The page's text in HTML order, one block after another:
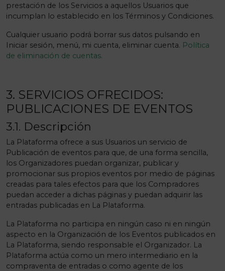
prestación de los Servicios a aquellos Usuarios que
incumplan lo establecido en los Términos y Condiciones.
Cualquier usuario podrá borrar sus datos pulsando en
Iniciar sesión, menú, mi cuenta, eliminar cuenta. Política
de eliminación de cuentas.
3. SERVICIOS OFRECIDOS:
PUBLICACIONES DE EVENTOS
3.1. Descripción
La Plataforma ofrece a sus Usuarios un servicio de
Publicación de eventos para que, de una forma sencilla,
los Organizadores puedan organizar, publicar y
promocionar sus propios eventos por medio de páginas
creadas para tales efectos para que los Compradores
puedan acceder a dichas páginas y puedan adquirir las
entradas publicadas en La Plataforma.
La Plataforma no participa en ningún caso ni en ningún
aspecto en la Organización de los Eventos publicados en
La Plataforma, siendo responsable el Organizador. La
Plataforma actúa como un mero intermediario en la
compraventa de entradas o como agente de los